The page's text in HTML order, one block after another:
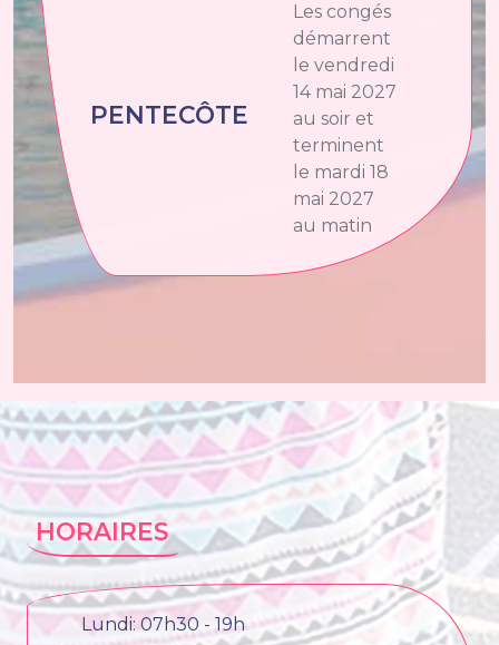
PENTECÔTE
Les congés
démarrent
le vendredi
14 mai 2027
au soir et
terminent
le mardi 18
mai 2027
au matin
HORAIRES
Lundi: 07h30 - 19h